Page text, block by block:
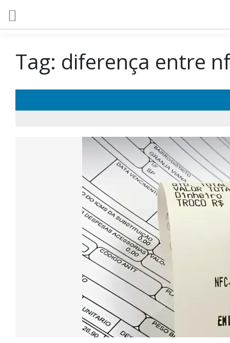
Tag: diferença entre